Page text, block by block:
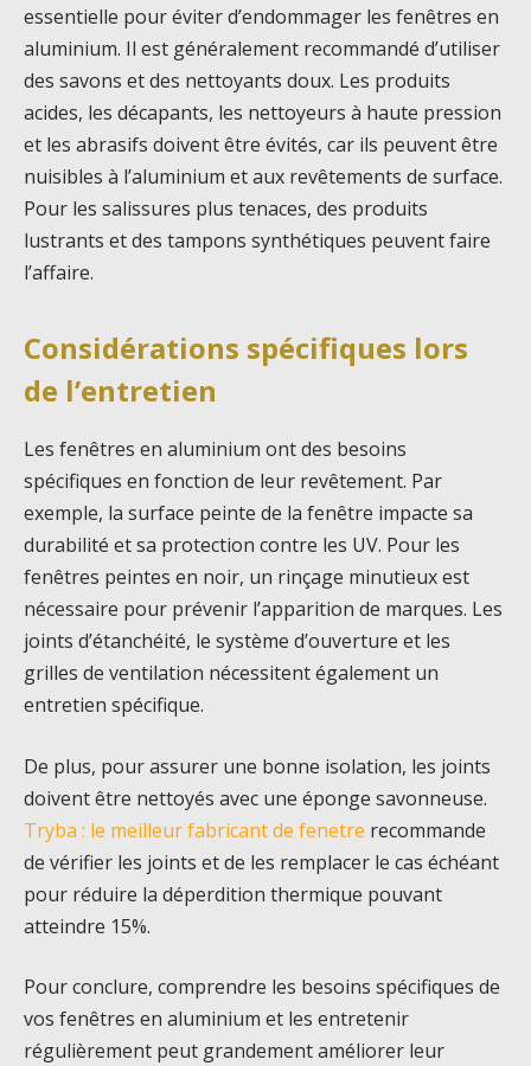
essentielle pour éviter d’endommager les fenêtres en
aluminium. Il est généralement recommandé d’utiliser
des savons et des nettoyants doux. Les produits
acides, les décapants, les nettoyeurs à haute pression
et les abrasifs doivent être évités, car ils peuvent être
nuisibles à l’aluminium et aux revêtements de surface.
Pour les salissures plus tenaces, des produits
lustrants et des tampons synthétiques peuvent faire
l’affaire.
Considérations spécifiques lors
de l’entretien
Les fenêtres en aluminium ont des besoins
spécifiques en fonction de leur revêtement. Par
exemple, la surface peinte de la fenêtre impacte sa
durabilité et sa protection contre les UV. Pour les
fenêtres peintes en noir, un rinçage minutieux est
nécessaire pour prévenir l’apparition de marques. Les
joints d’étanchéité, le système d’ouverture et les
grilles de ventilation nécessitent également un
entretien spécifique.
De plus, pour assurer une bonne isolation, les joints
doivent être nettoyés avec une éponge savonneuse.
Tryba : le meilleur fabricant de fenetre recommande
de vérifier les joints et de les remplacer le cas échéant
pour réduire la déperdition thermique pouvant
atteindre 15%.
Pour conclure, comprendre les besoins spécifiques de
vos fenêtres en aluminium et les entretenir
régulièrement peut grandement améliorer leur